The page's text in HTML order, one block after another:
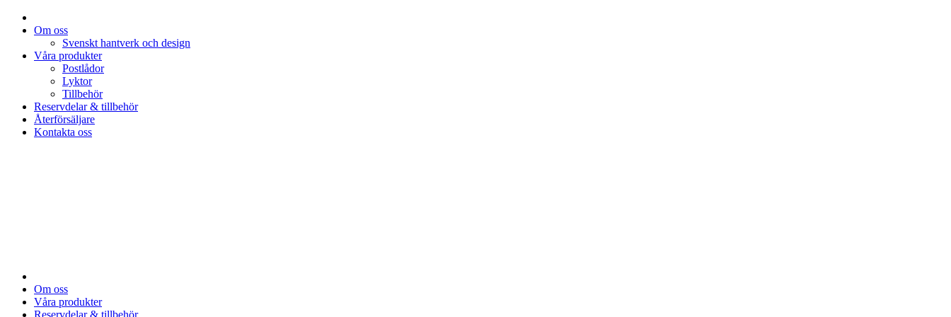
Om oss
Svenskt hantverk och design
Våra produkter
Postlådor
Lyktor
Tillbehör
Reservdelar & tillbehör
Återförsäljare
Kontakta oss
Om oss
Våra produkter
Reservdelar & tillbehör